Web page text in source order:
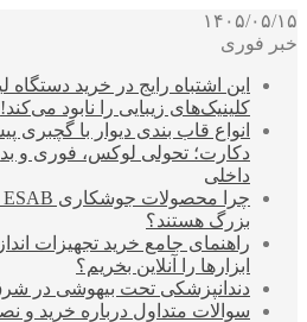
۱۴۰۵/۰۵/۱۵
خبر فوری
این اشتباه رایج در خرید دستگاه
کلینیک‌های زیبایی را نابود می‌کند!
انواع قاب بندی دیوار با گچبری
دکارت؛ تحولی لوکس، فوری و
داخلی
بزرگ هستند؟
راهنمای جامع خرید تجهیزات
ابزارها را آنلاین بخریم؟
دندانپزشکی تحت بیهوشی در
سوالات متداول درباره خرید و